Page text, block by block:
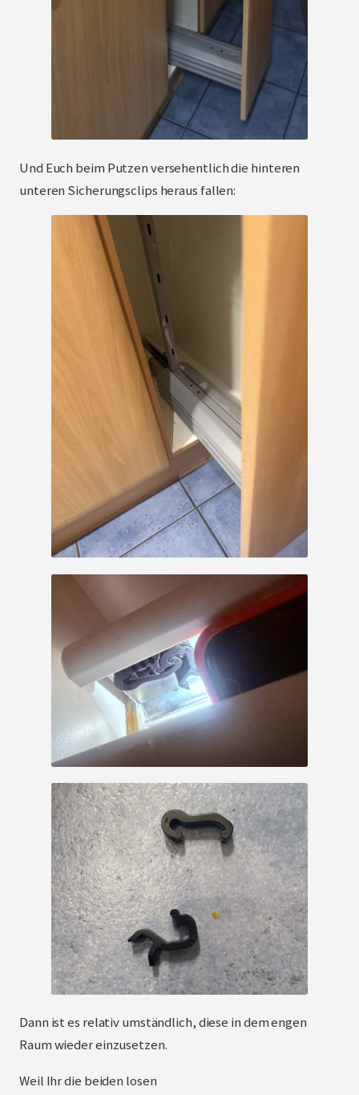
Und Euch beim Putzen versehentlich die hinteren
unteren Sicherungsclips heraus fallen:
Dann ist es relativ umständlich, diese in dem engen
Raum wieder einzusetzen.
Weil Ihr die beiden losen